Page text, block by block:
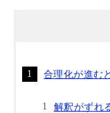
合理化が進むと
解釈がずれ